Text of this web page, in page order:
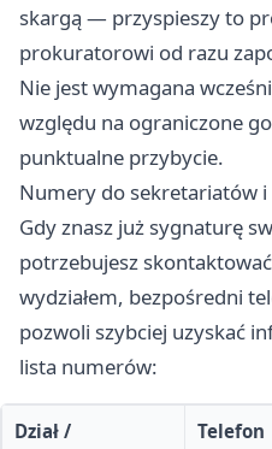
skargą — przyspieszy to
prokuratorowi od razu
Nie jest wymagana
względu na ograniczone
punktualne przybycie.
Numery do sekretariatów i
Gdy znasz już sygnaturę
potrzebujesz
wydziałem, bezpośredni
pozwoli szybciej uzyskać
lista numerów:
Dział /
Telefon